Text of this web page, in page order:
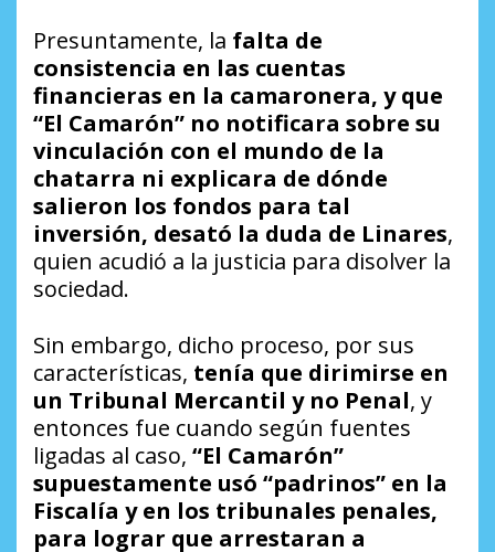
Presuntamente, la falta de
consistencia en las cuentas
financieras en la camaronera, y que
“El Camarón” no notificara sobre su
vinculación con el mundo de la
chatarra ni explicara de dónde
salieron los fondos para tal
inversión, desató la duda de Linares,
quien acudió a la justicia para disolver la
sociedad.
Sin embargo, dicho proceso, por sus
características, tenía que dirimirse en
un Tribunal Mercantil y no Penal, y
entonces fue cuando según fuentes
ligadas al caso, “El Camarón”
supuestamente usó “padrinos” en la
Fiscalía y en los tribunales penales,
para lograr que arrestaran a